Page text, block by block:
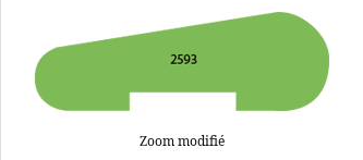
Zoom modifié